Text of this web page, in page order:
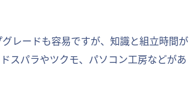
レードも容易ですが、知識と組立時間が
スパラやツクモ、パソコン工房などがあ